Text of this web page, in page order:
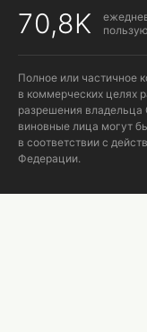
70,8K
Полное или частичное
в коммерческих целях
разрешения владельца
виновные лица могут
в соответствии с
Федерации.